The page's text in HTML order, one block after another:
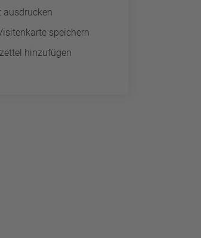
zu, um diese
Informationen
ausdrucken
speichern
hinzufügen